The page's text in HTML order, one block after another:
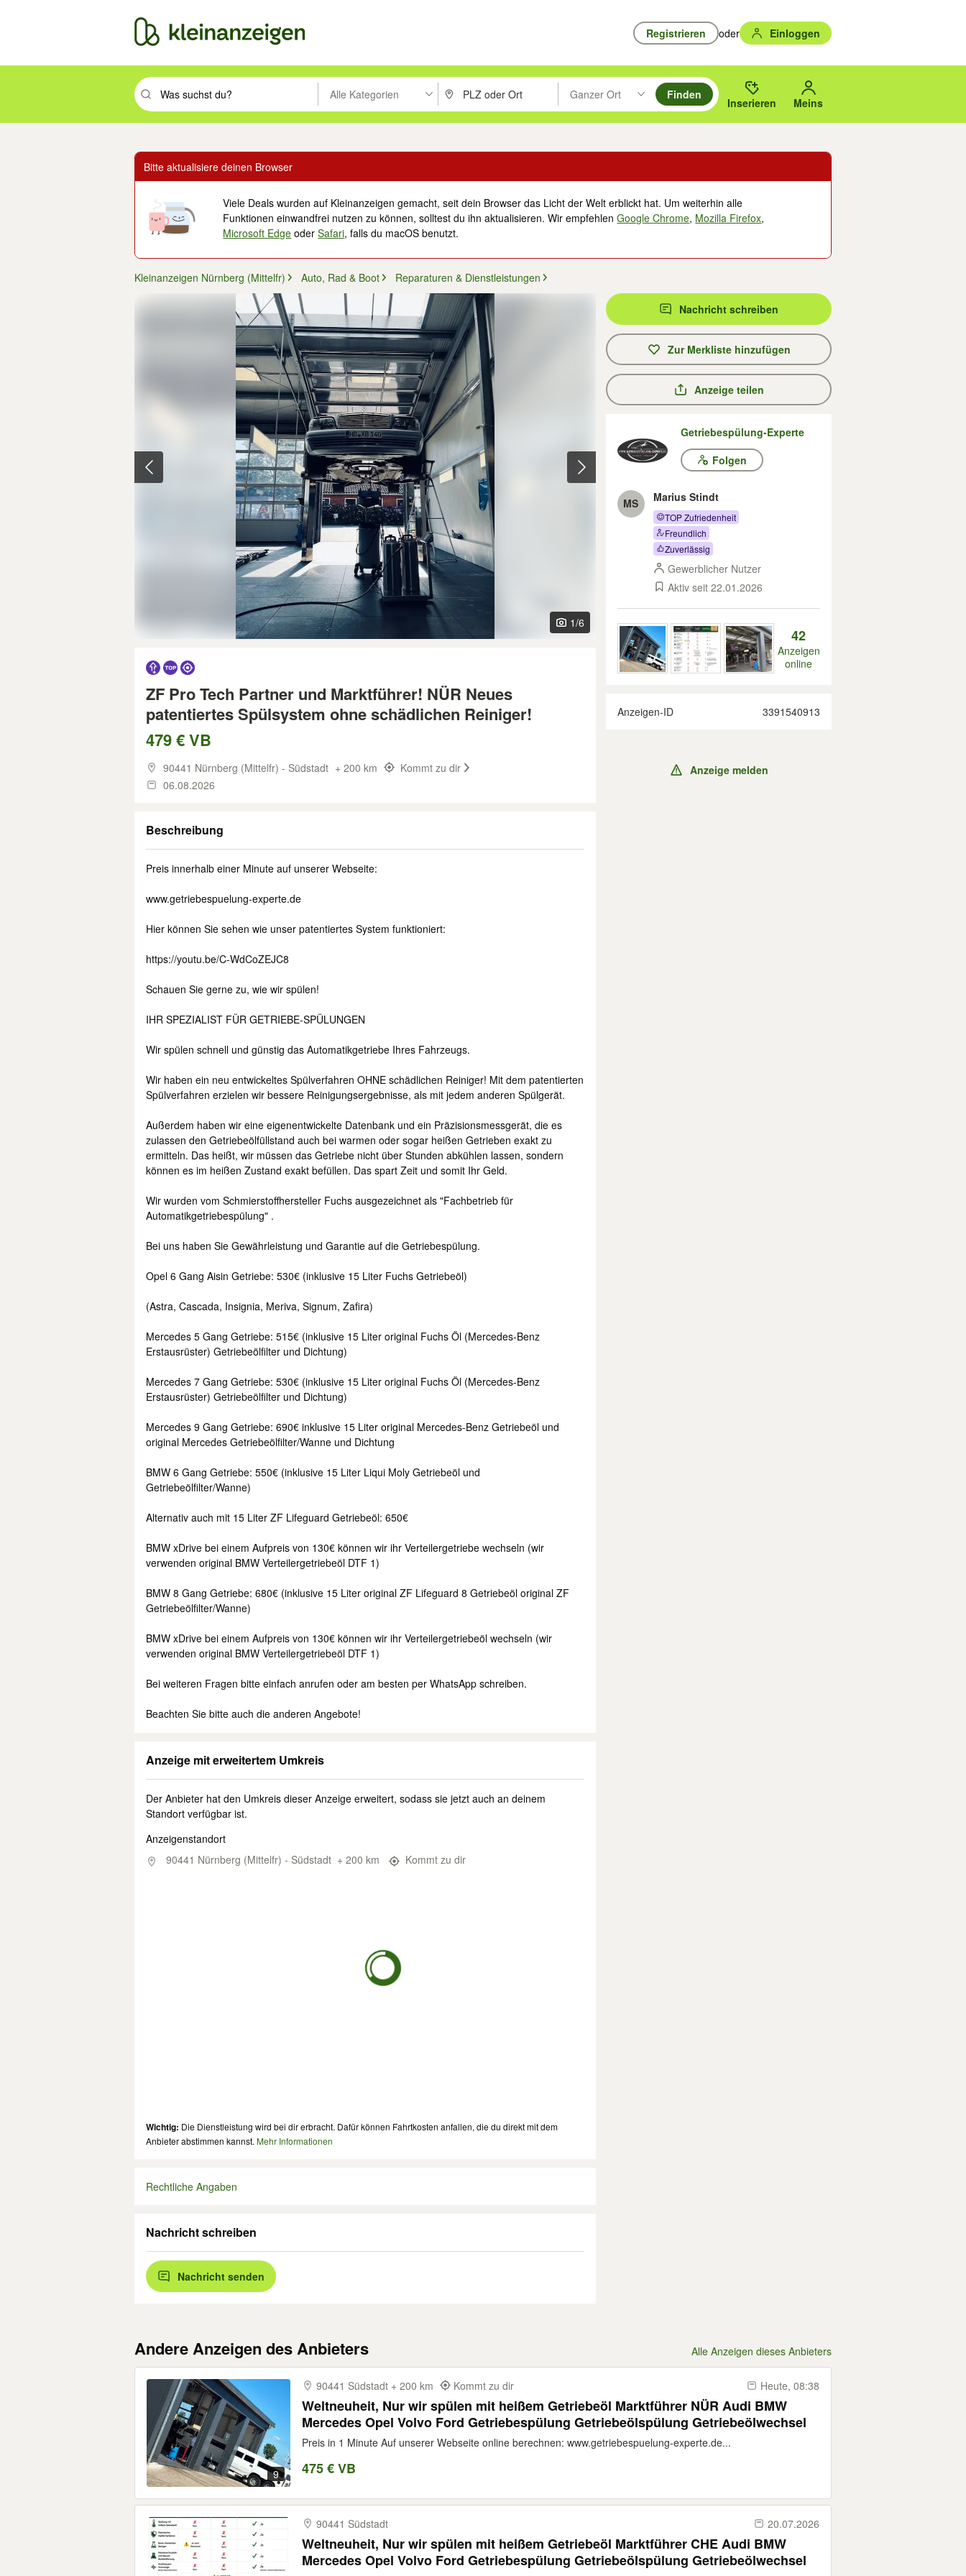
Registrieren oder Einloggen
Suchbegriff eingeben. Eingabetaste drücken um zu suchen, oder Vorschläge mit den Pfeiltasten nach oben/unten durchsuchen und mit Eingabetaste auswählen.
Alle Kategorien PLZ oder Ort eingeben. Eingabetaste drücken um zu suchen, oder Vorschläge mit den Pfeiltasten nach oben/
Ganzer Ort
Suche im Umkreis des gewählten Orts oder PLZ.
Finden
Inserieren Meins
Bitte aktualisiere deinen Browser
Viele Deals wurden auf Kleinanzeigen gemacht, seit dein Browser das Licht der Welt erblickt hat. Um weiterhin alle
Funktionen einwandfrei nutzen zu können, solltest du ihn aktualisieren. Wir empfehlenGoogle Chrome, Mozilla Firefox,
Microsoft Edge oderSafari, falls du macOS benutzt.
Kleinanzeigen Nürnberg (Mittelfr) Auto, Rad & Boot Reparaturen & Dienstleistungen
1/6
ZF Pro Tech Partner und Marktführer! NÜR Neues
patentiertes Spülsystem ohne schädlichen Reiniger!
479 € VB
90441 Nürnberg (Mittelfr) - Südstadt + 200 km
Kommt zu dir
06.08.2026
Beschreibung
Preis innerhalb einer Minute auf unserer Webseite:
www.getriebespuelung-experte.de
Hier können Sie sehen wie unser patentiertes System funktioniert:
https://youtu.be/C-WdCoZEJC8
Schauen Sie gerne zu, wie wir spülen!
IHR SPEZIALIST FÜR GETRIEBE-SPÜLUNGEN
Wir spülen schnell und günstig das Automatikgetriebe Ihres Fahrzeugs.
Wir haben ein neu entwickeltes Spülverfahren OHNE schädlichen Reiniger! Mit dem patentierten
Spülverfahren erzielen wir bessere Reinigungsergebnisse, als mit jedem anderen Spülgerät.
Außerdem haben wir eine eigenentwickelte Datenbank und ein Präzisionsmessgerät, die es
zulassen den Getriebeölfüllstand auch bei warmen oder sogar heißen Getrieben exakt zu
ermitteln. Das heißt, wir müssen das Getriebe nicht über Stunden abkühlen lassen, sondern
können es im heißen Zustand exakt befüllen. Das spart Zeit und somit Ihr Geld.
Wir wurden vom Schmierstoffhersteller Fuchs ausgezeichnet als "Fachbetrieb für
Automatikgetriebespülung" .
Bei uns haben Sie Gewährleistung und Garantie auf die Getriebespülung.
Opel 6 Gang Aisin Getriebe: 530€ (inklusive 15 Liter Fuchs Getriebeöl)
(Astra, Cascada, Insignia, Meriva, Signum, Zafira)
Mercedes 5 Gang Getriebe: 515€ (inklusive 15 Liter original Fuchs Öl (Mercedes-Benz
Erstausrüster) Getriebeölfilter und Dichtung)
Mercedes 7 Gang Getriebe: 530€ (inklusive 15 Liter original Fuchs Öl (Mercedes-Benz
Erstausrüster) Getriebeölfilter und Dichtung)
Mercedes 9 Gang Getriebe: 690€ inklusive 15 Liter original Mercedes-Benz Getriebeöl und
original Mercedes Getriebeölfilter/Wanne und Dichtung
BMW 6 Gang Getriebe: 550€ (inklusive 15 Liter Liqui Moly Getriebeöl und
Getriebeölfilter/Wanne)
Alternativ auch mit 15 Liter ZF Lifeguard Getriebeöl: 650€
BMW xDrive bei einem Aufpreis von 130€ können wir ihr Verteilergetriebe wechseln (wir
verwenden original BMW Verteilergetriebeöl DTF 1)
BMW 8 Gang Getriebe: 680€ (inklusive 15 Liter original ZF Lifeguard 8 Getriebeöl original ZF
Getriebeölfilter/Wanne)
BMW xDrive bei einem Aufpreis von 130€ können wir ihr Verteilergetriebeöl wechseln (wir
verwenden original BMW Verteilergetriebeöl DTF 1)
Bei weiteren Fragen bitte einfach anrufen oder am besten per WhatsApp schreiben.
Beachten Sie bitte auch die anderen Angebote!
Anzeige mit erweitertem Umkreis
Der Anbieter hat den Umkreis dieser Anzeige erweitert, sodass sie jetzt auch an deinem
Standort verfügbar ist.
Anzeigenstandort
90441 Nürnberg (Mittelfr) - Südstadt + 200 km Kommt zu dir
Wichtig: Die Dienstleistung wird bei dir erbracht. Dafür können Fahrtkosten anfallen, die du direkt mit dem
Anbieter abstimmen kannst. Mehr Informationen
Rechtliche Angaben
Nachricht schreiben
Nachricht senden
Nachricht schreiben
Zur Merkliste hinzufügen
Anzeige teilen
Getriebespülung-Experte
Folgen
MS Marius Stindt
TOP Zufriedenheit
Freundlich
Zuverlässig
Gewerblicher Nutzer
Aktiv seit 22.01.2026
42
Anzeigen
online
Anzeigen-ID 3391540913
Anzeige melden
Andere Anzeigen des Anbieters Alle Anzeigen dieses Anbieters
9
90441 Südstadt + 200 km Kommt zu dir Heute, 08:38
Weltneuheit, Nur wir spülen mit heißem Getriebeöl Marktführer NÜR Audi BMW
Mercedes Opel Volvo Ford Getriebespülung Getriebeölspülung Getriebeölwechsel
Preis in 1 Minute Auf unserer Webseite online berechnen: www.getriebespuelung-experte.de...
475 € VB
90441 Südstadt 20.07.2026
Weltneuheit, Nur wir spülen mit heißem Getriebeöl Marktführer CHE Audi BMW
Mercedes Opel Volvo Ford Getriebespülung Getriebeölspülung Getriebeölwechsel